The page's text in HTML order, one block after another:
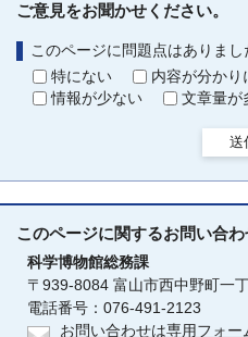
ご意見をお聞かせください。
このページに問題点はありまし
特にない
内容が分かり
情報が少ない
文章量が
送
このページに関するお問い合わ
科学博物館総務課
〒939-8084 富山市西中野町一
電話番号：076-491-2123
お問い合わせは専用フォー